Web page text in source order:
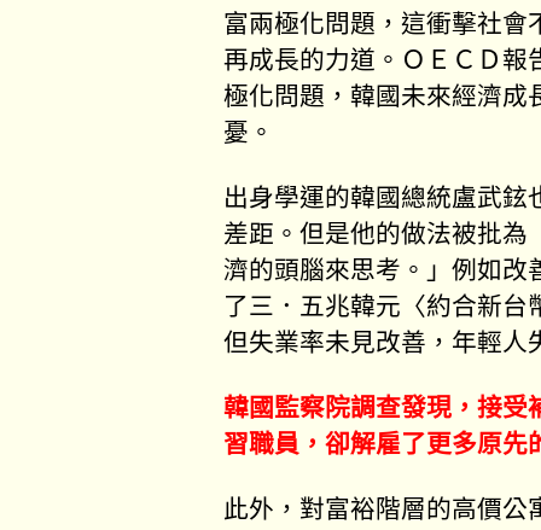
富兩極化問題，這衝擊社會
再成長的力道。ＯＥＣＤ報
極化問題，韓國未來經濟成
憂。
出身學運的韓國總統盧武鉉
差距。但是他的做法被批為
濟的頭腦來思考。」例如改
了三．五兆韓元〈約合新台
但失業率未見改善，年輕人
韓國監察院調查發現，接受
習職員，卻解雇了更多原先
此外，對富裕階層的高價公